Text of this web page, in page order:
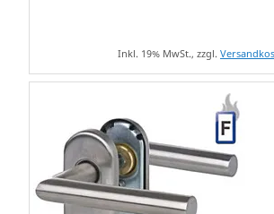
Inkl. 19% MwSt., zzgl.